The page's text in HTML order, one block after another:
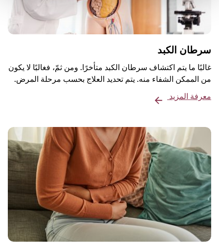
سرطان الكبد
غالبًا ما يتم اكتشاف سرطان الكبد متأخرًا. ومن ثمّ، فغالبًا لا يكون
من الممكن الشفاء منه. يتم تحديد العلاج بحسب مرحلة المرض.
معرفة المزيد